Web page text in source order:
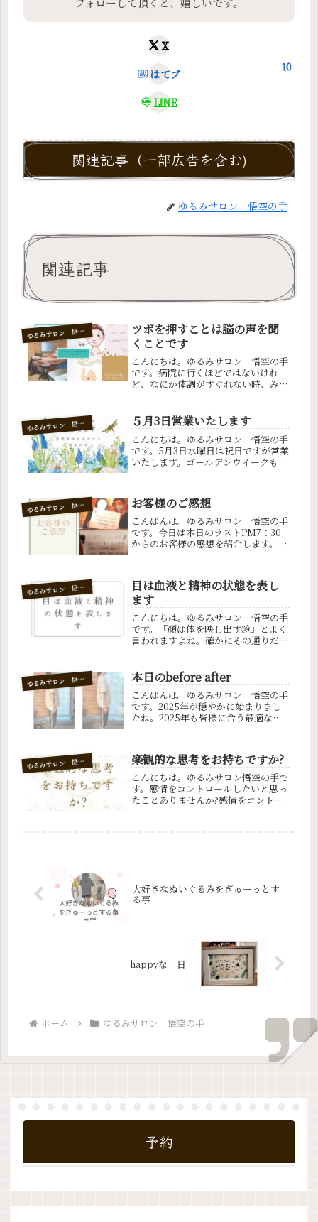
X
はてブ
10
LINE
関連記事（一部広告を含む)
ゆるみサロン 悟空の手
関連記事
ゆ
るみサロン 悟空の手
ツボを押すことは脳の声を聞
くことです
こんにちは。ゆるみサロン 悟空の手
です。病院に行くほどではないけれ
ど、なにか体調がすぐれない時、みな
康回復法をお持ちだと思います。不調
は脳から発せられるSOSのサインです
よ...
ゆ
るみサロン 悟空の手 ５月3日営業いたします
こんにちは。ゆるみサロン 悟空の手
です。5月3日水曜日は祝日ですが営業
いたします。ゴールデンウイークも、
クはどこも渋滞しているから、お家で
のんびり過ごす方も多いかもしれま
せ...
ゆ
るみサロン 悟空の手 お客様のご感想
こんばんは。ゆるみサロン 悟空の手
です。今日は本日のラストPM7：30
からのお客様の感想を紹介します。い
す。😊本日のコースコース 全身ハン
ドマッサージ 90分コース キャン...
ゆ
るみサロン 悟空の手
目は血液と精神の状態を表し
ます
こんにちは。ゆるみサロン 悟空の手
です。『顔は体を映し出す鏡』とよく
言われますよね。確かにその通りだと
なりを判断してしまいますよね。健康
そうな人は顔に出ています。顔が人に
与...
ゆ
るみサロン 悟空の手 本日のbefore after
こんばんは。ゆるみサロン 悟空の手
です。2025年が穏やかに始まりまし
たね。2025年も皆様に合う最適な場
る場所や環境に身を置く事が、最優先
であるべきではないでしょうか』と...
ゆ
るみサロン 悟空の手 楽観的な思考をお持ちですか?
こんにちは。ゆるみサロン悟空の手で
す。感情をコントロールしたいと思っ
たことありませんか?感情をコントロ
大好きなぬいぐるみをぎゅーっとす
る事
happyな一日
ホーム ゆるみサロン 悟空の手
予約